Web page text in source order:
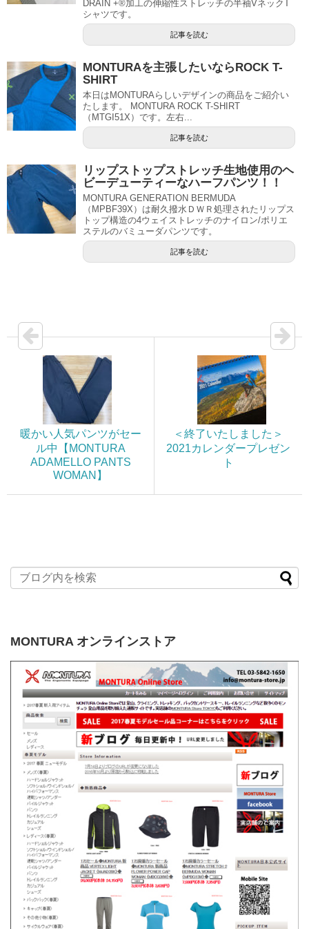
DRAIN +®加工の伸縮性ストレッチの半袖VネックT
シャツです。
記事を読む
MONTURAを主張したいならROCK T-
SHIRT
本日はMONTURAらしいデザインの商品をご紹介い
たします。 MONTURA ROCK T-SHIRT
（MTGI51X）です。左右...
記事を読む
リップストップストレッチ生地使用のヘ
ビーデューティーなハーフパンツ！！
MONTURA GENERATION BERMUDA
（MPBF39X）は耐久撥水ＤＷＲ処理されたリップス
トップ構造の4ウェイストレッチのナイロン/ポリエ
ステルのバミューダパンツです。
記事を読む
暖かい人気パンツがセー
ル中【MONTURA
ADAMELLO PANTS
WOMAN】
＜終了いたしました＞
2021カレンダープレゼン
ト
MONTURA オンラインストア